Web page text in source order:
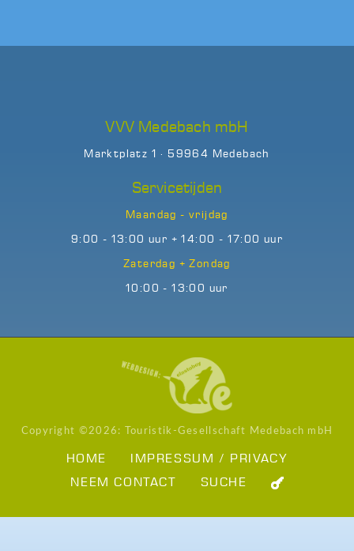
VVV Medebach mbH
Marktplatz 1 · 59964 Medebach
Servicetijden
Maandag - vrijdag
9:00 - 13:00 uur + 14:00 - 17:00 uur
Zaterdag + Zondag
10:00 - 13:00 uur
Copyright ©2026: Touristik-Gesellschaft Medebach mbH
HOME
IMPRESSUM / PRIVACY
NEEM CONTACT
SUCHE